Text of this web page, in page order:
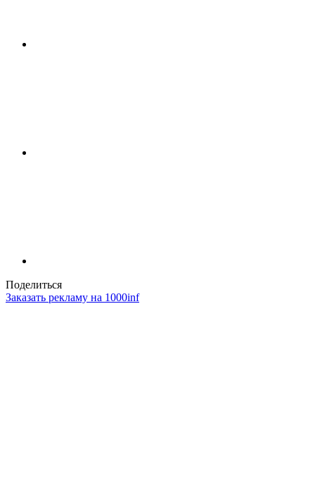
Поделиться
Заказать рекламу на 1000inf